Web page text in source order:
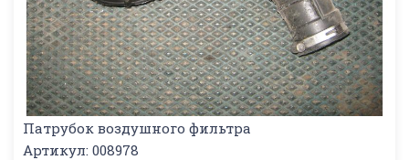
Патрубок воздушного фильтра
Артикул: 008978